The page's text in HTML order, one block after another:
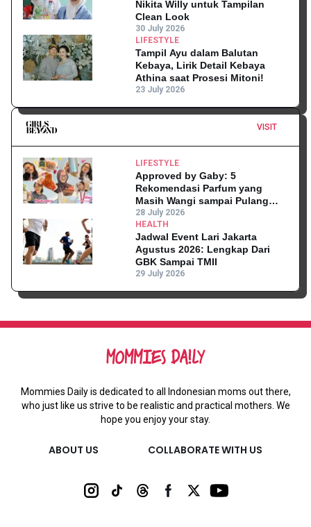
Nikita Willy untuk Tampilan
Clean Look
30 July 2026
LIFESTYLE
Tampil Ayu dalam Balutan
Kebaya, Lirik Detail Kebaya
Athina saat Prosesi Mitoni!
23 July 2026
VISIT
LIFESTYLE
Approved by Gaby: 5
Rekomendasi Parfum yang
Masih Wangi sampai Pulang
Kantor
28 July 2026
HEALTH
Jadwal Event Lari Jakarta
Agustus 2026: Lengkap Dari
GBK Sampai TMII
29 July 2026
Mommies Daily is dedicated to all Indonesian moms out there,
who just like us strive to be realistic and practical mothers. We
hope you enjoy your stay.
ABOUT US COLLABORATE WITH US